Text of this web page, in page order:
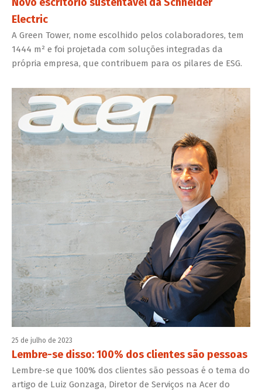
Electric
A Green Tower, nome escolhido pelos colaboradores, tem
1444 m² e foi projetada com soluções integradas da
própria empresa, que contribuem para os pilares de ESG.
25 de julho de 2023
Lembre-se disso: 100% dos clientes são pessoas
Lembre-se que 100% dos clientes são pessoas é o tema do
artigo de Luiz Gonzaga, Diretor de Serviços na Acer do